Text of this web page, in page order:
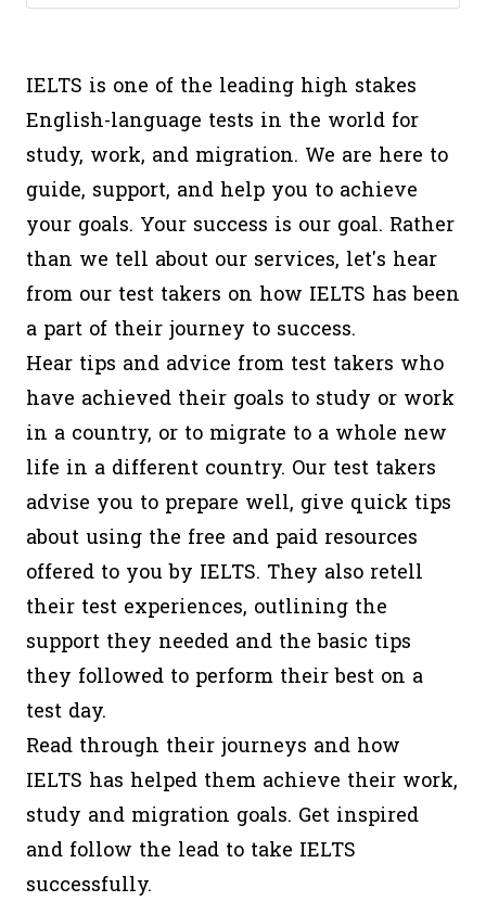
IELTS is one of the leading high stakes
English-language tests in the world for
study, work, and migration. We are here to
guide, support, and help you to achieve
your goals. Your success is our goal. Rather
than we tell about our services, let's hear
from our test takers on how IELTS has been
a part of their journey to success.
Hear tips and advice from test takers who
have achieved their goals to study or work
in a country, or to migrate to a whole new
life in a different country. Our test takers
advise you to prepare well, give quick tips
about using the free and paid resources
offered to you by IELTS. They also retell
their test experiences, outlining the
support they needed and the basic tips
they followed to perform their best on a
test day.
Read through their journeys and how
IELTS has helped them achieve their work,
study and migration goals. Get inspired
and follow the lead to take IELTS
successfully.